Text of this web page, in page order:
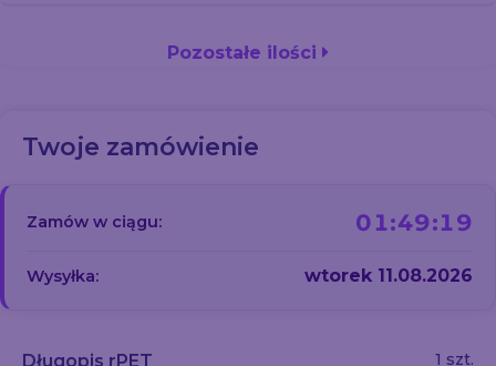
Pozostałe ilości
Twoje zamówienie
Zamów w ciągu: 01:49:18
Wysyłka: wtorek 11.08.2026
Długopis rPET 1 szt.